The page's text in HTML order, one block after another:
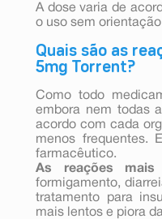
A dose varia de
o uso sem
Quais são as
5mg Torrent?
Como todo
embora nem todas
acordo com cada
menos frequentes.
farmacêutico.
As reações mais
formigamento,
tratamento para
mais lentos e piora